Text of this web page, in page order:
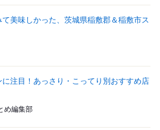
美味しかった、茨城県稲敷郡＆稲敷市ス
に注目！あっさり・こってり別おすすめ店
め編集部